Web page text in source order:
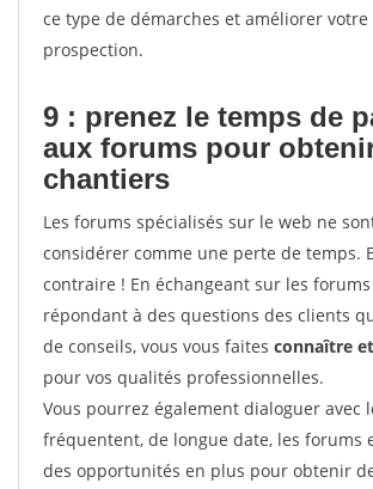
ce type de démarches et améliorer votre
prospection.
9 : prenez le temps de
aux forums pour
chantiers
Les forums spécialisés sur le web ne
considérer comme une perte de temps.
contraire ! En échangeant sur les
répondant à des questions des clients
de conseils, vous vous faites connaître
pour vos qualités professionnelles.
Vous pourrez également dialoguer avec
fréquentent, de longue date, les forums
des opportunités en plus pour obtenir